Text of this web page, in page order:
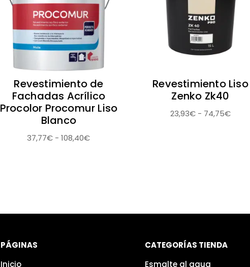
Revestimiento de
Fachadas Acrílico
Procolor Procomur Liso
Blanco
37,77€ - 108,40€Rango
108,40€
Revestimiento Liso
Zenko Zk40
23,93€ - 74,75€Rango
PÁGINAS
Inicio
CATEGORÍAS TIENDA
Esmalte al agua